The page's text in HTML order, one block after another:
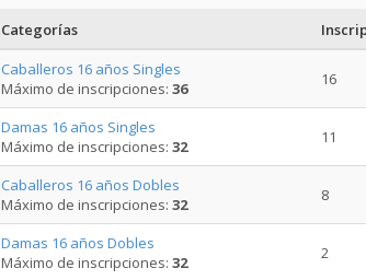
Categorías
Caballeros 16 años Singles
Máximo de inscripciones: 36 16
Damas 16 años Singles
Máximo de inscripciones: 32 11
Caballeros 16 años Dobles
Máximo de inscripciones: 32 8
Damas 16 años Dobles
Máximo de inscripciones: 32 2